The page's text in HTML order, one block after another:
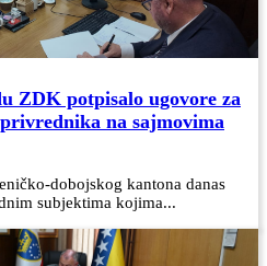
ZDK potpisalo ugovore za
na sajmovima
dobojskog kantona danas
subjektima kojima...